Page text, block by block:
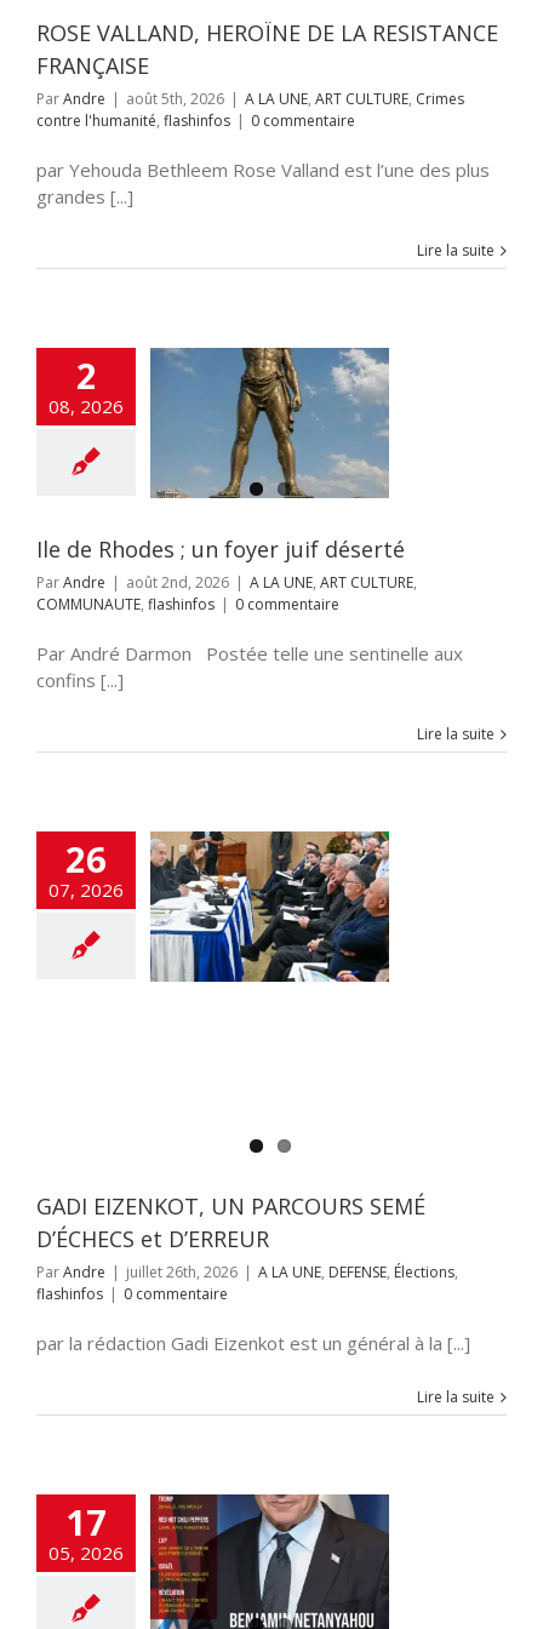
ROSE VALLAND, HEROÏNE DE LA RESISTANCE
FRANÇAISE
ParAndre | août 5th, 2026 | A LA UNE, ART CULTURE, Crimes
contre l'humanité, flashinfos | 0 commentaire
par Yehouda Bethleem Rose Valland est l’une des plus
grandes [...]
Lire la suite
2
08, 2026
; un foyer
ART CULTURE
Ile de Rhodes ; un foyer juif déserté
ParAndre | août 2nd, 2026 | A LA UNE, ART CULTURE,
COMMUNAUTE, flashinfos | 0 commentaire
Par André Darmon Postée telle une sentinelle aux
confins [...]
Lire la suite
26
07, 2026
UN
SEMÉ
et D’ERREUR
DEFENSE
GADI EIZENKOT, UN PARCOURS SEMÉ
D’ÉCHECS et D’ERREUR
ParAndre | juillet 26th, 2026 | A LA UNE, DEFENSE, Élections,
flashinfos | 0 commentaire
par la rédaction Gadi Eizenkot est un général à la [...]
Lire la suite
17
05, 2026
11 tonnes
en Iran pas
ACTUALITES